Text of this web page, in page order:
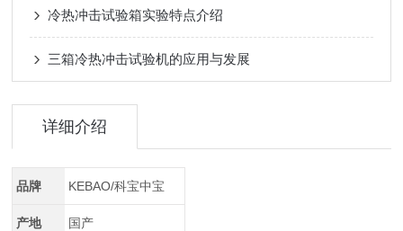
冷热冲击试验箱实验特点介绍
三箱冷热冲击试验机的应用与发展
详细介绍
品牌 KEBAO/科宝中宝
产地 国产